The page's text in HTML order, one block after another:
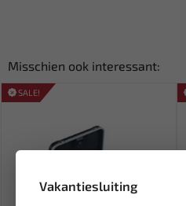
Vakantiesluiting
Misschien ook interessant:
SALE!